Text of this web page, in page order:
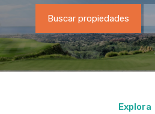
Buscar propiedades
Explora